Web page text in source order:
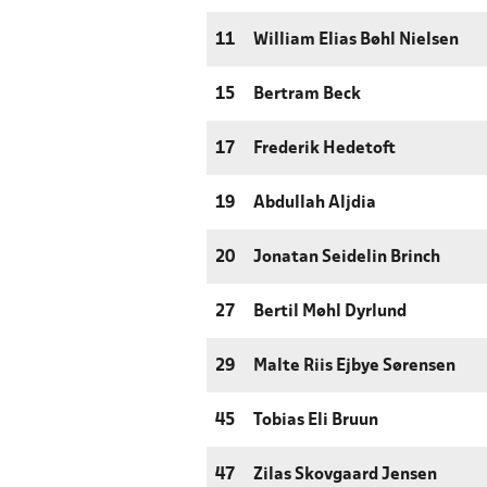
11 William Elias Bøhl Nielsen
15 Bertram Beck
17 Frederik Hedetoft
19 Abdullah Aljdia
20 Jonatan Seidelin Brinch
27 Bertil Møhl Dyrlund
29 Malte Riis Ejbye Sørensen
45 Tobias Eli Bruun
47 Zilas Skovgaard Jensen